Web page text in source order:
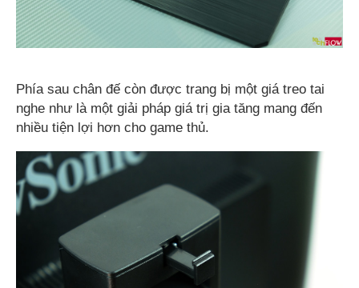
Phía sau chân đế còn được trang bị một giá treo tai
nghe như là một giải pháp giá trị gia tăng mang đến
nhiều tiện lợi hơn cho game thủ.